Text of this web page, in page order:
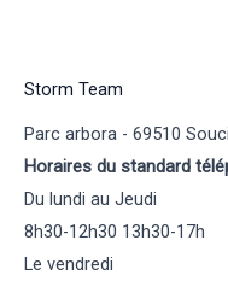
Storm Team
Parc arbora - 69510
Horaires du standard
Du lundi au Jeudi
8h30-12h30 13h30-17h
Le vendredi